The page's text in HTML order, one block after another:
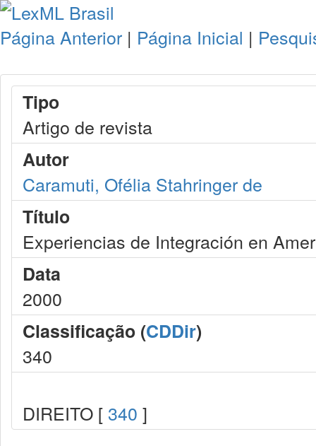
Página Anterior | Página Inicial |
Tipo
Artigo de revista
Autor
Caramuti, Ofélia Stahringer de
Título
Experiencias de Integración en
Data
2000
Classificação (CDDir)
340
DIREITO [ 340 ]